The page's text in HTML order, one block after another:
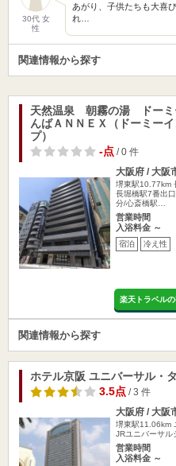
30代 女
性
あがり、子供たちも大喜
れ…
関連情報から探す
天然温泉 朝霧の湯 ドーミ
んばＡＮＮＥＸ（ドーミー
プ）
-点/ 0 件
大阪府 / 大阪
堺東駅10.77km
長堀橋駅7番出
分/心斎橋駅…
営業時間
入浴料金 ～
宿泊 冷え性
楽天トラベル
関連情報から探す
ホテル京阪 ユニバーサル・
3.5点/ 3 件
大阪府 / 大阪
堺東駅11.06km
JRユニバーサル
営業時間
入浴料金 ～